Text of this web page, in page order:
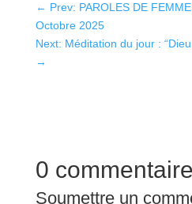
← Prev: PAROLES DE
Octobre 2025
Next: Méditation du jour :
→
0
Soumettre un